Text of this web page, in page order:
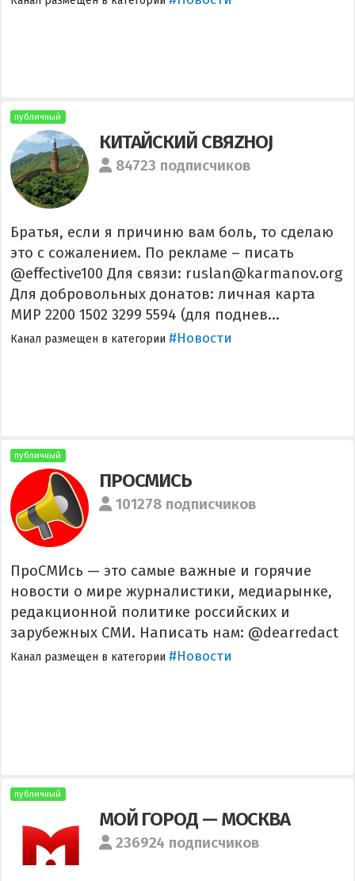
публичный
КИТАЙСКИЙ СВЯZНОJ
84723 подписчиков
Братья, если я причиню вам боль, то сделаю
это с сожалением. По рекламе – писать
@effective100 Для связи: ruslan@karmanov.org
Для добровольных донатов: личная карта
МИР 2200 1502 3299 5594 (для поднев...
Канал размещен в категории #Новости
публичный
ПРОСМИСЬ
101278 подписчиков
ПроСМИсь — это самые важные и горячие
новости о мире журналистики, медиарынке,
редакционной политике российских и
зарубежных СМИ. Написать нам: @dearredact
Канал размещен в категории #Новости
публичный
МОЙ ГОРОД — МОСКВА
236924 подписчиков